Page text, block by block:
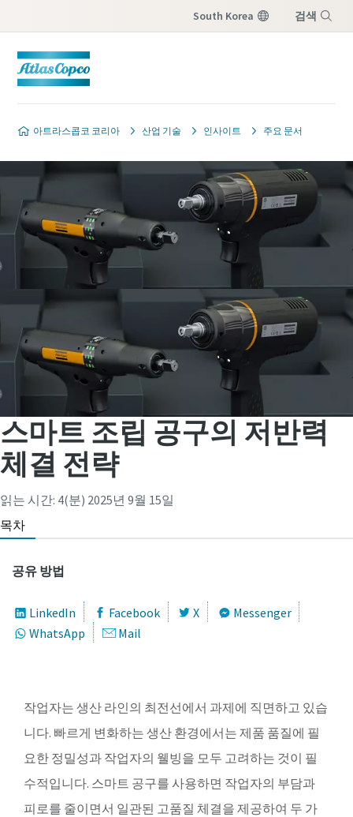
South Korea 검색
아트라스콥코 코리아 산업 기술 인사이트 주요 문서
체결 교육 프로그램
아트라스콥코의 체결 교육 프로그램은 체결의 기초부터
심화까지 폭넓은 내용을 다룹니다.
하나로 연결해 더 정확하고 빠른 품질 관리 환경을 구축하
세요. 지금 문의 시 STRwrench & W-IRTT 무상 데모 제공!
더 보기
디지털 e-Book
더 보기
스마트 조립 공구의 저반력
체결 전략
읽는 시간: 4(분) 2025년 9월 15일
목차
공유 방법
LinkedIn Facebook X
Messenger
WhatsApp
Mail
작업자는 생산 라인의 최전선에서 과제에 직면하고 있습
니다. 빠르게 변화하는 생산 환경에서는 제품 품질에 필
요한 정밀성과 작업자의 웰빙을 모두 고려하는 것이 필
수적입니다. 스마트 공구를 사용하면 작업자의 부담과
피로를 줄이면서 일관된 고품질 체결을 제공하여 두 가